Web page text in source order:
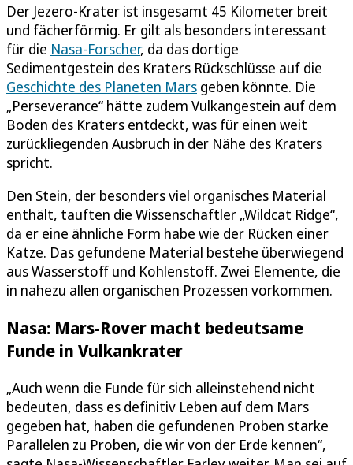
Der Jezero-Krater ist insgesamt 45 Kilometer breit
und fächerförmig. Er gilt als besonders interessant
für die Nasa-Forscher, da das dortige
Sedimentgestein des Kraters Rückschlüsse auf die
Geschichte des Planeten Mars geben könnte. Die
„Perseverance“ hätte zudem Vulkangestein auf dem
Boden des Kraters entdeckt, was für einen weit
zurückliegenden Ausbruch in der Nähe des Kraters
spricht.
Den Stein, der besonders viel organisches Material
enthält, tauften die Wissenschaftler „Wildcat Ridge“,
da er eine ähnliche Form habe wie der Rücken einer
Katze. Das gefundene Material bestehe überwiegend
aus Wasserstoff und Kohlenstoff. Zwei Elemente, die
in nahezu allen organischen Prozessen vorkommen.
Nasa: Mars-Rover macht bedeutsame
Funde in Vulkankrater
„Auch wenn die Funde für sich alleinstehend nicht
bedeuten, dass es definitiv Leben auf dem Mars
gegeben hat, haben die gefundenen Proben starke
Parallelen zu Proben, die wir von der Erde kennen“,